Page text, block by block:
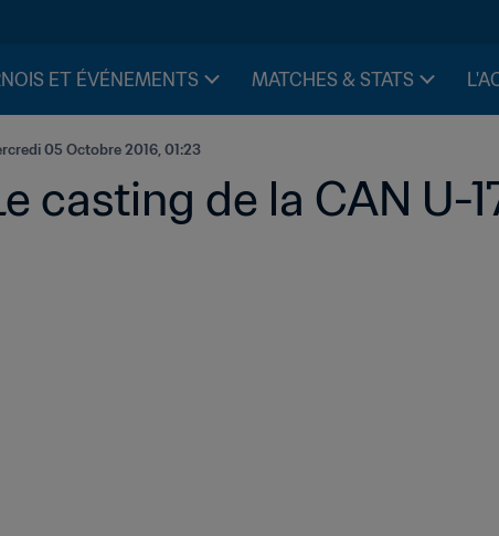
ET ÉVÉNEMENTS MATCHES & STATS
05 Octobre 2016, 01:23
casting de la CAN U-